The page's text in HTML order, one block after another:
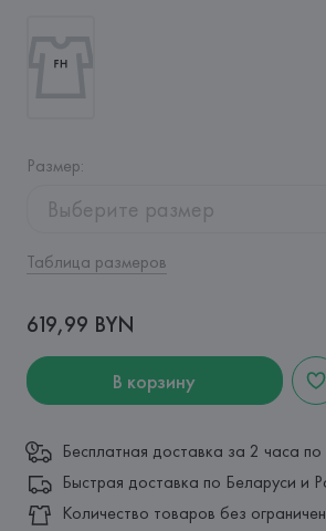
Размер:
Выберите размер
Таблица размеров
619,99 BYN
В корзину
Бесплатная доставка за 2 часа
Быстрая доставка по Беларуси и
Количество товаров без